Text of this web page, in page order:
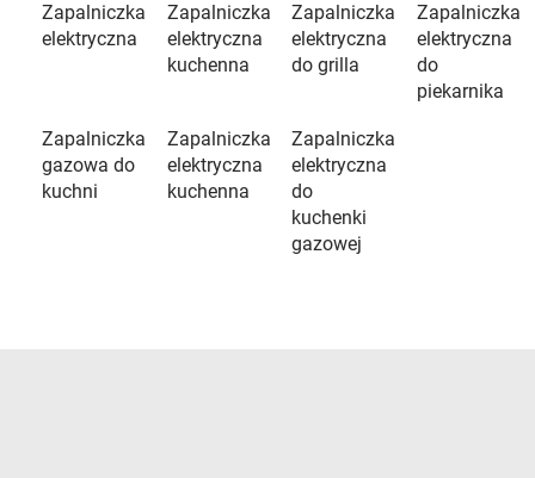
Zapalniczka
elektryczna
Zapalniczka
elektryczna
kuchenna
Zapalniczka
elektryczna
do grilla
Zapalniczka
elektryczna
do
piekarnika
Zapalniczka
gazowa do
kuchni
Zapalniczka
elektryczna
kuchenna
Zapalniczka
elektryczna
do
kuchenki
gazowej